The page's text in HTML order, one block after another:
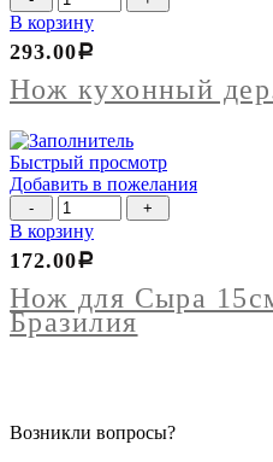
товара
Нож
кухонный
дер.
ручка
В корзину
Нож кухонный
293.00Р
Быстрый просмотр
Добавить в пожелания
Количество
товара
Нож
для
Сыра
15см
Athus
В корзину
Нож для Сыра
Бразилия
172.00Р
Возникли вопросы?